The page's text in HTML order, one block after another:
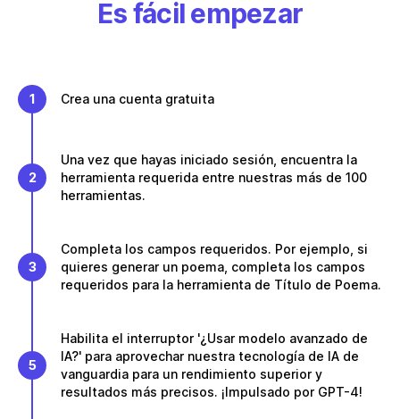
Es fácil empezar
1 Crea una cuenta gratuita
2
Una vez que hayas iniciado sesión, encuentra la
herramienta requerida entre nuestras más de 100
herramientas.
3
Completa los campos requeridos. Por ejemplo, si
quieres generar un poema, completa los campos
requeridos para la herramienta de Título de Poema.
5
Habilita el interruptor '¿Usar modelo avanzado de
IA?' para aprovechar nuestra tecnología de IA de
vanguardia para un rendimiento superior y
resultados más precisos. ¡Impulsado por GPT-4!